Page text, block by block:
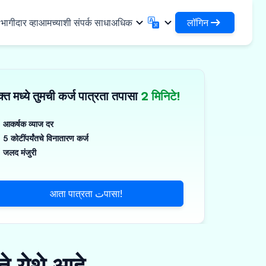
शेअर करा
आणि औद्योगिक रसायने
लहान उपकरणे
व्हाआमच्याशी संपर्क साधाअधिक
हिन्दी
தமிழ்
Tamil
తెలుగు
Telugu
বাংলা
മലയാളം
लॉगिन
DSA म्हणून लॉगिन करा
मध्ये तुमची कर्ज पात्रता तपासा 2 मिनिटे!
आकर्षक व्याज दर
5 कोटींपर्यंतचे विनातारण कर्ज
जलद मंजुरी
आता पात्रता تपासा!